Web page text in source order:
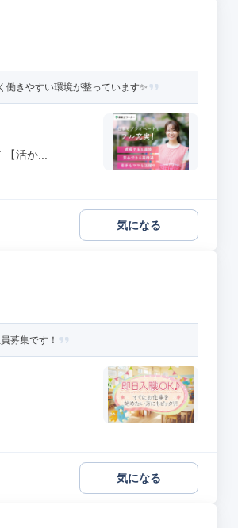
働きやすい環境が整っています✨
活か...
気になる
募集です！
気になる